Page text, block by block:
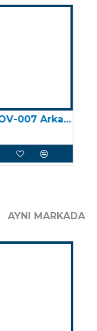
Onvo OV-007 Arka Dolgu Lastik
AYNI MARKADAN